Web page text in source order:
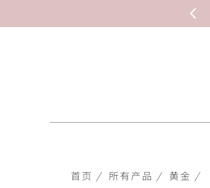
首页 / 所有产品 / 黄金 /